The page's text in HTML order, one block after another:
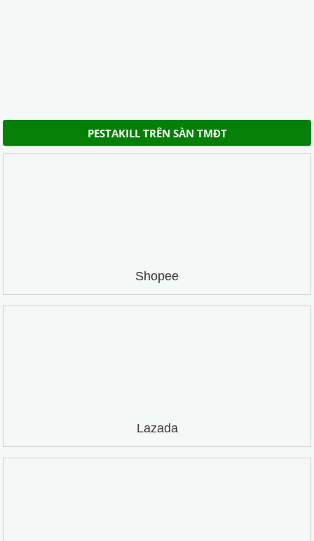
PESTAKILL TRÊN SÀN TMĐT
Shopee
Lazada